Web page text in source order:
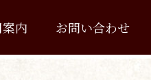
内 お問い合わせ